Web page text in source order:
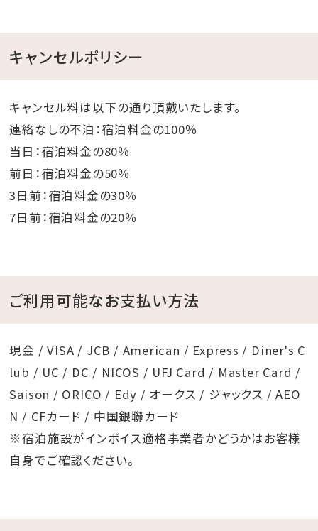
キャンセルポリシー
キャンセル料は以下の通り頂戴いたします。
連絡なしの不泊：宿泊料金の100％
当日：宿泊料金の80％
前日：宿泊料金の50％
3日前：宿泊料金の30％
7日前：宿泊料金の20％
ご利用可能なお支払い方法
現金 / VISA / JCB / American / Express / Diner's C
lub / UC / DC / NICOS / UFJ Card / Master Card /
Saison / ORICO / Edy / オークス / ジャックス / AEO
N / CFカード / 中国銀聯カード
※宿泊施設がインボイス適格事業者かどうかはお客様
自身でご確認ください。